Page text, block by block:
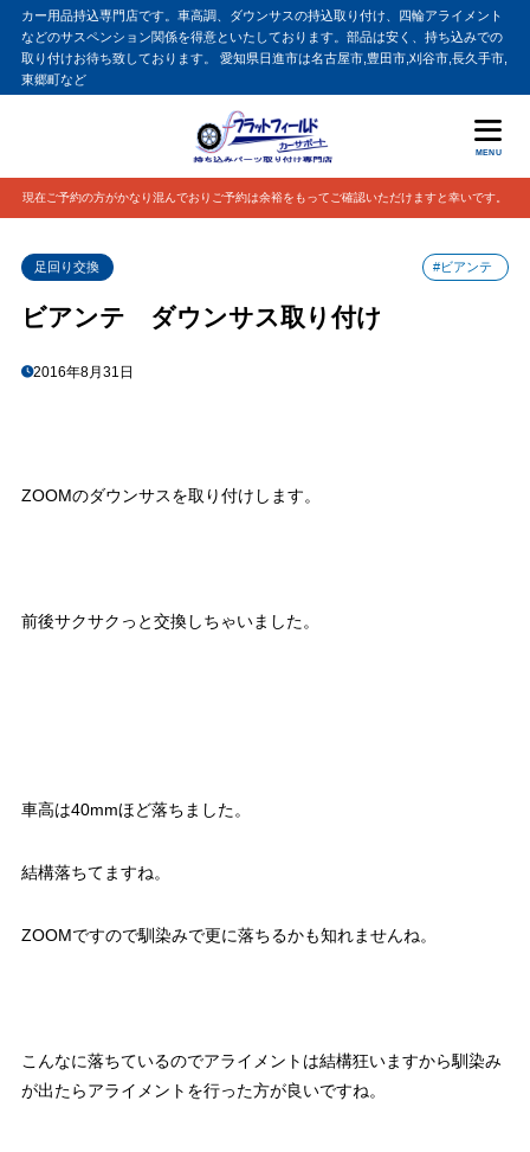
カー用品持込専門店です。車高調、ダウンサスの持込取り付け、四輪アライメント
などのサスペンション関係を得意といたしております。部品は安く、持ち込みでの
取り付けお待ち致しております。 愛知県日進市は名古屋市,豊田市,刈谷市,長久手市,
東郷町など
MENU
現在ご予約の方がかなり混んでおりご予約は余裕をもってご確認いただけますと幸いです。
足回り交換 #ビアンテ
ビアンテ ダウンサス取り付け
2016年8月31日
ZOOMのダウンサスを取り付けします。
前後サクサクっと交換しちゃいました。
車高は40mmほど落ちました。
結構落ちてますね。
ZOOMですので馴染みで更に落ちるかも知れませんね。
こんなに落ちているのでアライメントは結構狂いますから馴染み
が出たらアライメントを行った方が良いですね。